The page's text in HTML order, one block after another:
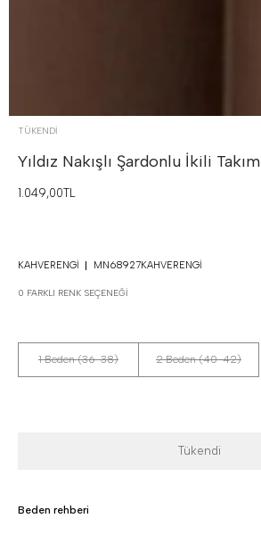
TÜKENDI
Yıldız Nakışlı Şardonlu İkili Takım
1.049,00TL
KAHVERENGI MN68927KAHVERENGI
0 FARKLI RENK SEÇENEĞI
1 Beden (36-38) 2 Beden (40-42)
Tükendi
Beden rehberi